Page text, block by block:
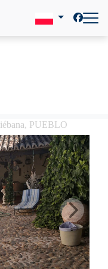
PUEBLO